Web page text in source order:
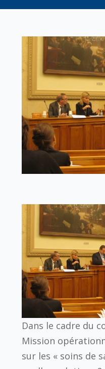
Dans le cadre du
Mission
sur les « soins de